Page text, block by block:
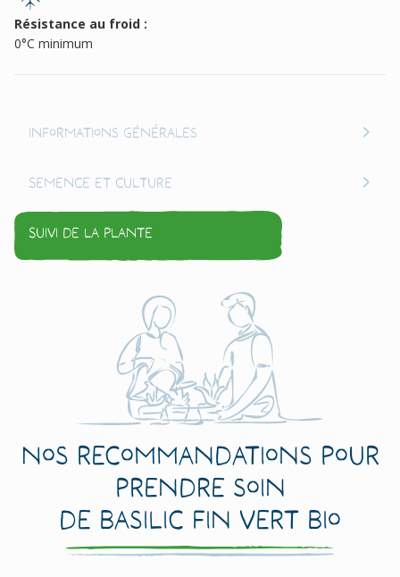
Résistance au froid :
0°C minimum
Informations générales
Semence et culture
Suivi de la plante
Nos recommandations pour
prendre soin
de Basilic Fin Vert Bio